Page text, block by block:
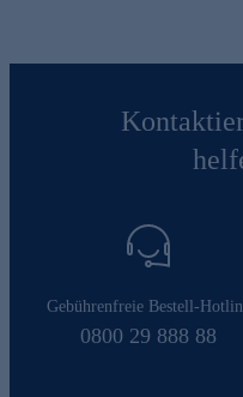
Gebührenfreie Bestell-
0800 29 888 88